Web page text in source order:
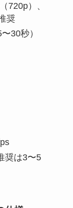
720p）、
奨
30秒）
奨は3〜5